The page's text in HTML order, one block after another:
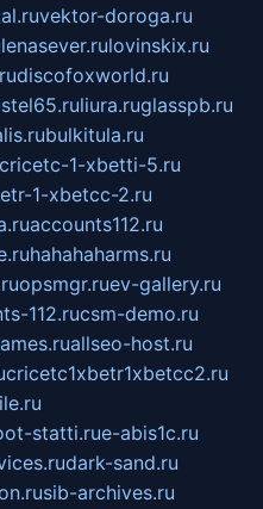
vektor-doroga.ru
lenasever.rulovinskix.ru
discofoxworld.ru
liura.ruglasspb.ru
bulkitula.ru
1-xbetti-5.ru
1-xbetcc-2.ru
accounts112.ru
hahahaharms.ru
opsmgr.ruev-gallery.ru
112.rucsm-demo.ru
allseo-host.ru
cricetc1xbetr1xbetcc2.ru
statti.rue-abis1c.ru
dark-sand.ru
sib-archives.ru